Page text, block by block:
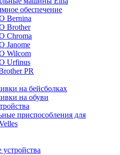
обеспечение
Bernina
Brother
Chroma
Janome
Wilcom
Urfinus
PR
на бейсболках
на обуви
приспособления для